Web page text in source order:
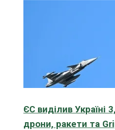
ЄС виділив Україні
дрони, ракети та